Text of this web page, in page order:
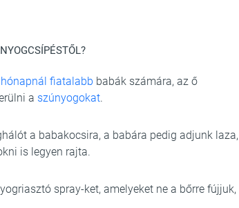
fiatalabb babák számára, az ő
a szúnyogokat.
a babakocsira, a babára pedig adjunk laza,
is legyen rajta.
spray-ket, amelyeket ne a bőrre fújjuk,